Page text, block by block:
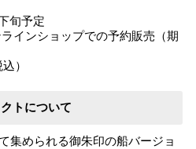
旬予定
インショップでの予約販売（期
）
トについて
集められる御朱印の船バージョ